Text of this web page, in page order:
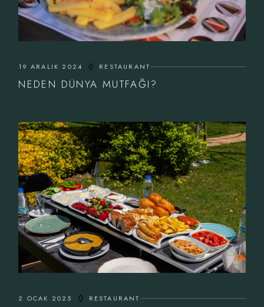
19 ARALIK 2024 RESTAURANT
NEDEN DÜNYA MUTFAĞI?
2 OCAK 2025 RESTAURANT